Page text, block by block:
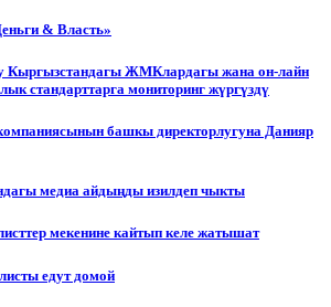
& Власть»
Кыргызстандагы ЖМКлардагы жана он-лайн
стандарттарга мониторинг жүргүздү
башкы директорлугуна Данияр
медиа айдыңды изилдеп чыкты
мекенине кайтып келе жатышат
едут домой